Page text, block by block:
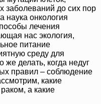
заболеваний до сих пор
наука онкология
лечения
нас экология,
питание
среду для
же делать, когда недуг
правил – соблюдение
какие
а какие